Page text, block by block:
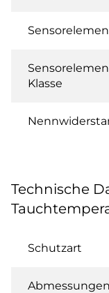
Klasse
Technische
Schutzart